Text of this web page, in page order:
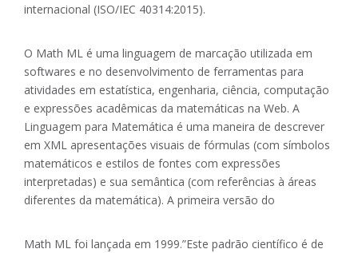
internacional (ISO/IEC 40314:2015).
O Math ML é uma linguagem de marcação utilizada em
softwares e no desenvolvimento de ferramentas para
atividades em estatística, engenharia, ciência, computação
e expressões acadêmicas da matemáticas na Web. A
Linguagem para Matemática é uma maneira de descrever
em XML apresentações visuais de fórmulas (com símbolos
matemáticos e estilos de fontes com expressões
interpretadas) e sua semântica (com referências à áreas
diferentes da matemática). A primeira versão do
Math ML foi lançada em 1999.”Este padrão científico é de